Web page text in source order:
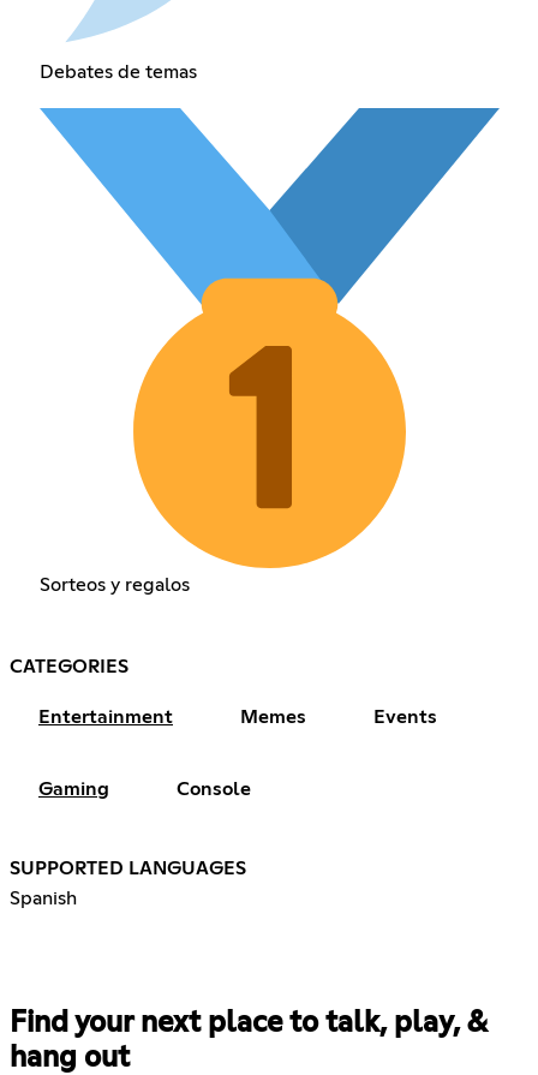
Debates de temas
Sorteos y regalos
CATEGORIES
Entertainment Memes Events
Gaming Console
SUPPORTED LANGUAGES
Spanish
Find your next place to talk, play, &
hang out